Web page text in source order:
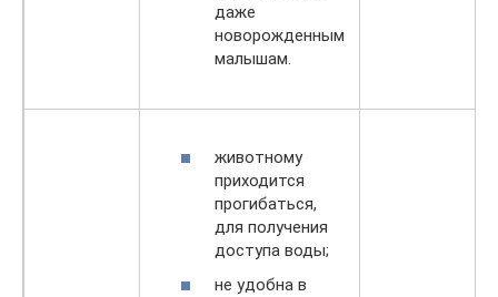
даже
новорожденным
малышам.
животному
приходится
прогибаться,
для получения
доступа воды;
не удобна в